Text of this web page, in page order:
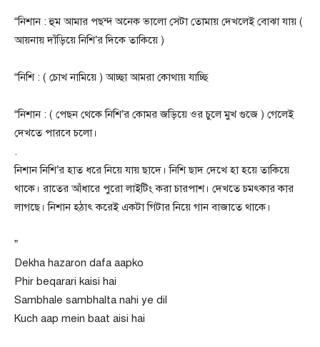
“নিশান : হুম আমার পছন্দ অনেক ভালো সেটা তোমায় দেখলেই বোঝা যায় (
আয়নায় দাঁড়িয়ে নিশি’র দিকে তাকিয়ে )
“নিশি : ( চোখ নামিয়ে ) আচ্ছা আমরা কোথায় যাচ্ছি
“নিশান : ( পেছন থেকে নিশি’র কোমর জড়িয়ে ওর চুলে মুখ গুজে ) গেলেই
দেখতে পারবে চলো।
.
নিশান নিশি’র হাত ধরে নিয়ে যায় ছাদে। নিশি ছাদ দেখে হা হয়ে তাকিয়ে
থাকে। রাতের আঁধারে পুরো লাইটিং করা চারপাশ। দেখতে চমৎকার কার
লাগছে।‌ নিশান হঠাৎ করেই একটা গিটার নিয়ে গান বাজাতে থাকে।
”
Dekha hazaron dafa aapko
Phir beqarari kaisi hai
Sambhale sambhalta nahi ye dil
Kuch aap mein baat aisi hai